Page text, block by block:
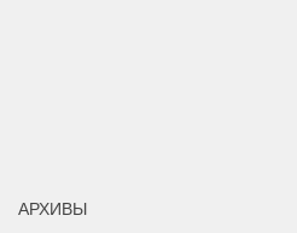
АРХИВЫ